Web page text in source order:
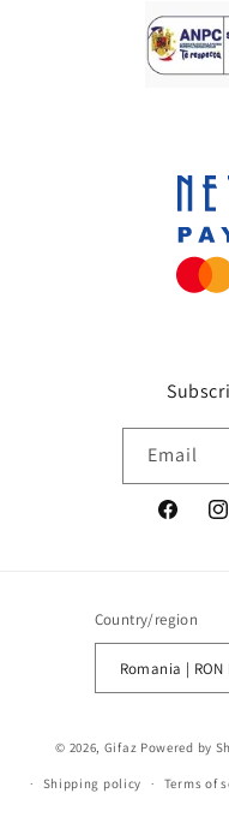
Email
Facebook
Country/region
© 2026, Gifaz Powered by
Shipping policy Terms of